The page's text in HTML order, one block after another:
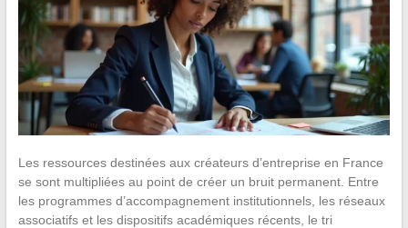
Les ressources destinées aux créateurs d’entreprise en France
se sont multipliées au point de créer un bruit permanent. Entre
les programmes d’accompagnement institutionnels, les réseaux
associatifs et les dispositifs académiques récents, le tri